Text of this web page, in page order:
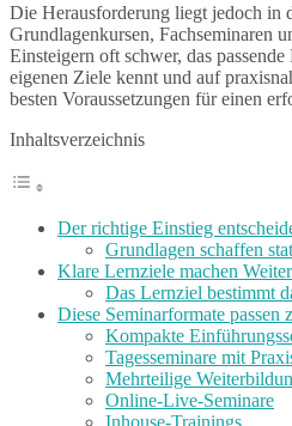
Die Herausforderung liegt jedoch in
Grundlagenkursen, Fachseminaren
Einsteigern oft schwer, das
eigenen Ziele kennt und auf
besten Voraussetzungen für einen
Inhaltsverzeichnis
Der richtige Einstieg
Grundlagen schaffen
Klare Lernziele machen
Das Lernziel bestimmt
Diese Seminarformate passen
Kompakte
Tagesseminare mit
Mehrteilige
Online-Live-Seminare
Inhouse-Trainings